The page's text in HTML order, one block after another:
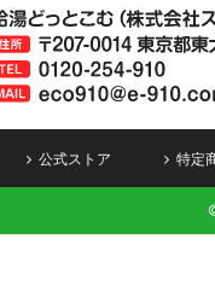
公式ストア 特定